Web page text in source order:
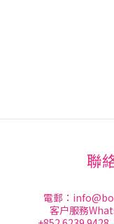
聯
電郵：
客户服務